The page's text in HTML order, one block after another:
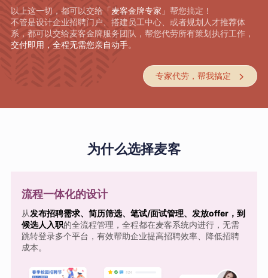
以上这一切，都可以交给「麦客金牌专家」 帮您搞定！
不管是设计企业招聘门户、搭建员工中心、或者规划人才推荐体
系，都可以交给麦客金牌服务团队，帮您代劳所有策划执行工作，
交付即用，全程无需您亲自动手。
专家代劳，帮我搞定 
为什么选择麦客
流程一体化的设计
从发布招聘需求、简历筛选、笔试/面试管理、发放offer，到
候选人入职的全流程管理，全程都在麦客系统内进行，无需
跳转登录多个平台，有效帮助企业提高招聘效率、降低招聘
成本。